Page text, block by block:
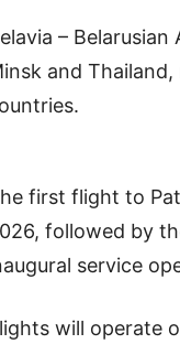
–
and
first flight to
followed by
service
will operate